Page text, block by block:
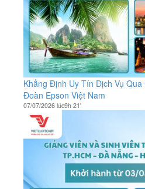
Khẳng Định Uy Tín Dịch Vụ
Đoàn Epson Việt Nam
07/07/2026 lúc9h 21'